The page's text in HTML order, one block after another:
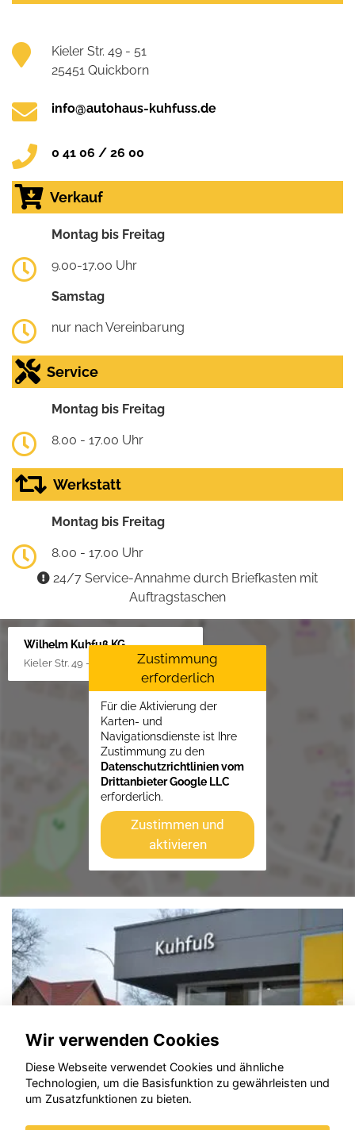
Kieler Str. 49 - 51
25451 Quickborn
info@autohaus-kuhfuss.de
0 41 06 / 26 00
Verkauf
Montag bis Freitag
9.00-17.00 Uhr
Samstag
nur nach Vereinbarung
Service
Montag bis Freitag
8.00 - 17.00 Uhr
Werkstatt
Montag bis Freitag
8.00 - 17.00 Uhr
24/7 Service-Annahme durch Briefkasten mit
Auftragstaschen
Wilhelm Kuhfuß KG
Kieler Str. 49 - 51, 25451 Quickborn
Zustimmung
erforderlich
Für die Aktivierung der
Karten- und
Navigationsdienste ist Ihre
Zustimmung zu den
Datenschutzrichtlinien vom
Drittanbieter Google LLC
erforderlich.
Zustimmen und
aktivieren
Wir verwenden Cookies
Diese Webseite verwendet Cookies und ähnliche
Technologien, um die Basisfunktion zu gewährleisten und
um Zusatzfunktionen zu bieten.